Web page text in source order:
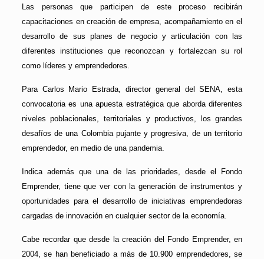
Las personas que participen de este proceso recibirán
capacitaciones en creación de empresa, acompañamiento en el
desarrollo de sus planes de negocio y articulación con las
diferentes instituciones que reconozcan y fortalezcan su rol
como líderes y emprendedores.
Para Carlos Mario Estrada, director general del SENA, esta
convocatoria es una apuesta estratégica que aborda diferentes
niveles poblacionales, territoriales y productivos, los grandes
desafíos de una Colombia pujante y progresiva, de un territorio
emprendedor, en medio de una pandemia.
Indica además que una de las prioridades, desde el Fondo
Emprender, tiene que ver con la generación de instrumentos y
oportunidades para el desarrollo de iniciativas emprendedoras
cargadas de innovación en cualquier sector de la economía.
Cabe recordar que desde la creación del Fondo Emprender, en
2004, se han beneficiado a más de 10.900 emprendedores, se